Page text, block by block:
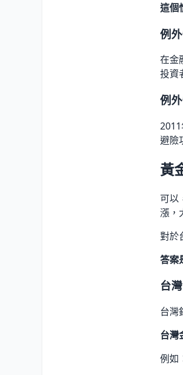
這個
例
在金
投資
例
避險
黃
可以
漲，
對於
答案
台
台灣
台灣
例如